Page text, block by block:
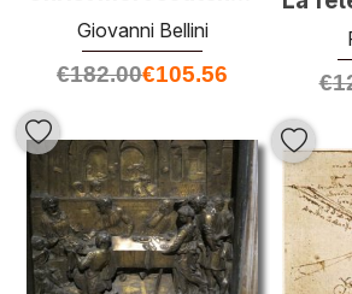
Giovanni Bellini
€182.00€105.56 €